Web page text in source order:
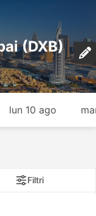
(DXB)
lun 10 ago
Filtri